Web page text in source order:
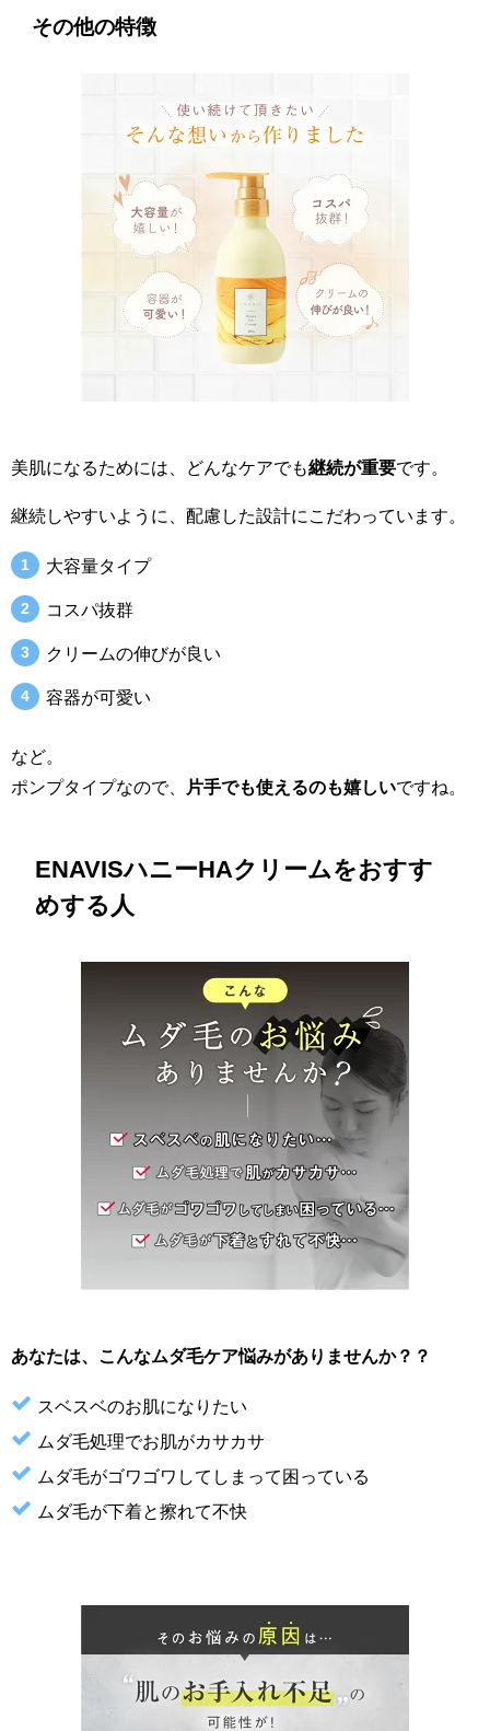
その他の特徴
美肌になるためには、どんなケアでも継続が重要です。
継続しやすいように、配慮した設計にこだわっています。
大容量タイプ
コスパ抜群
クリームの伸びが良い
容器が可愛い
など。
ポンプタイプなので、
片手でも使えるのも嬉しいですね。
ENAVISハニーHAクリームをおすす
めする人
あなたは、こんなムダ毛ケア悩みがありませんか？？
スベスベのお肌になりたい
ムダ毛処理でお肌がカサカサ
ムダ毛がゴワゴワしてしまって困っている
ムダ毛が下着と擦れて不快